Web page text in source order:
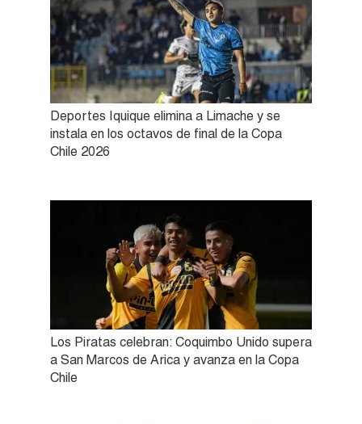
Deportes Iquique elimina a Limache y se
instala en los octavos de final de la Copa
Chile 2026
Los Piratas celebran: Coquimbo Unido supera
a San Marcos de Arica y avanza en la Copa
Chile